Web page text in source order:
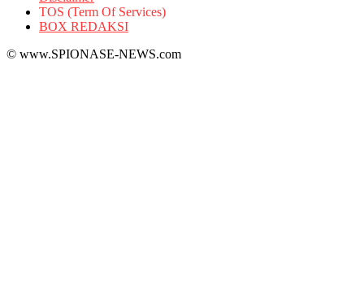
TOS (Term Of Services)
BOX REDAKSI
© www.SPIONASE-NEWS.com